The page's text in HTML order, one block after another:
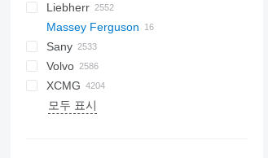
AZ
SV
ASC
ATR
AV
RAMMAX
SmartROC
1604
AR
MH
W series
700 - series
BM
BP
BT
BVP
BW
MPH
SF
A series
E series
S series
T series
580
590
621
695
721
770
12M
120
140
160
226
236
Torion
MobKing
60
100
LF
RH
CC
DF
R-series
Frami
DL
DX
CC
CP
CS
F series
LP
PL
Turbomix
F-series
RTF
FD
FH
FR
W-series
MHL
RT
SL
GR
GS
S series
Z series
G2200
G2300
G2700
G5000
V-series
RT
3412
DV
GRW
H-series
HC
HD
H-series
HA
HT
Optimum
Star
KH
ZW
ZX
Zaxis
K-series
HW-series
HX-series
R-series
Robex
EuroCargo
Eurotrakker
Trakker
SD
2CX
3CX
3DX
4CX
5CX
16C-1
340AJ
450
460
520
600
660
HT
KV
NK
7150
CKE
RK
SK
D series
GD
PC
PW
SK
WA
5035
5050
5065
5075
Allrad
KL
KMK
A-series
GL-series
K-series
KH-series
KX-series
M-series
A-series
AR
AS
MT
SR
SS
Liebherr
A-series
HS
K-Series
L-series
LB
SL
836
855
856
920E
922
GRIL
CDM
LG
FR
LE
TGA
TGL
TGM
TGS
MP
Madpatcher
MC
DS
ES
HR
AETJ
ATJ
MT
TJ
VJR
XE
MI
Massey Ferguson
Parma
MW
6
8
12
714
A-series
Actros
Antos
Arocs
Atego
DBM
TF
Canter
VA
AL
B-series
D-series
E-series
L-series
120
HR
N-series
Cabstar
NT
NM
F-series
L-series
MH
RH
Snake
H-series
S151-19E
ATT
SK
Spider 18.90 Pro
GTMR
H-series
HD
IGO
BSA
M-series
SP
MR
RW
C-series
K-series
Kerax
Master
XN
R-series
RX
E-Series
ER
L-Series
LG
655
656
816
919
TS
SE
Commando
DI
DP
DX
Sany
HBT
QY
SAC
P-series
R-series
SP
1622
2024
2028
SL
613
630
730
F3000
M3000
SD
SD
SE
SJ
A-series
S-series
SF
SM
SR
1265
SK
HA
LS
SH
SWE
SWL
FR85
ATF
ATF
GR
GT
TB
TL
815
T-series
A-series
AC
TC
CF
300F
URW
D-series
S-series
T-series
W
Volvo
BL
BLC
AB
MT
6003
BS
DPU
ET
CR
SRV
1140
1160
WG
AR
AW
KMA
SP
XCMG
GR
B-series
ZM
ZL
HBT
H
모두 표시